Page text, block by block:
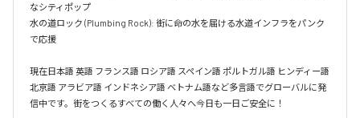
なシティポップ
水の道ロック (Plumbing Rock): 街に命の水を届ける水道インフラをパンク
で応援
現在日本語 英語 フランス語 ロシア語 スペイン語 ポルトガル語 ヒンディー語
北京語 アラビア語 インドネシア語 ベトナム語など多言語でグローバルに発
信中です。街をつくるすべての働く人々へ今日も一日ご安全に！